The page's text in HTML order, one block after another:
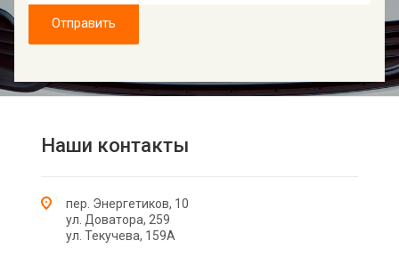
Отправить
Наши контакты
пер. Энергетиков, 10
ул. Доватора, 259
ул. Текучева, 159А